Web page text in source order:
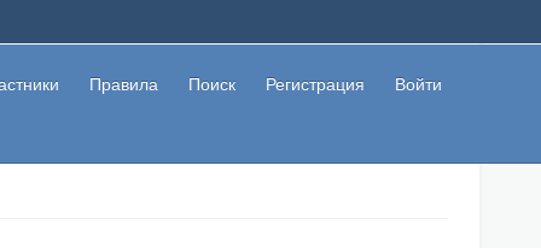
Правила Поиск Регистрация Войти